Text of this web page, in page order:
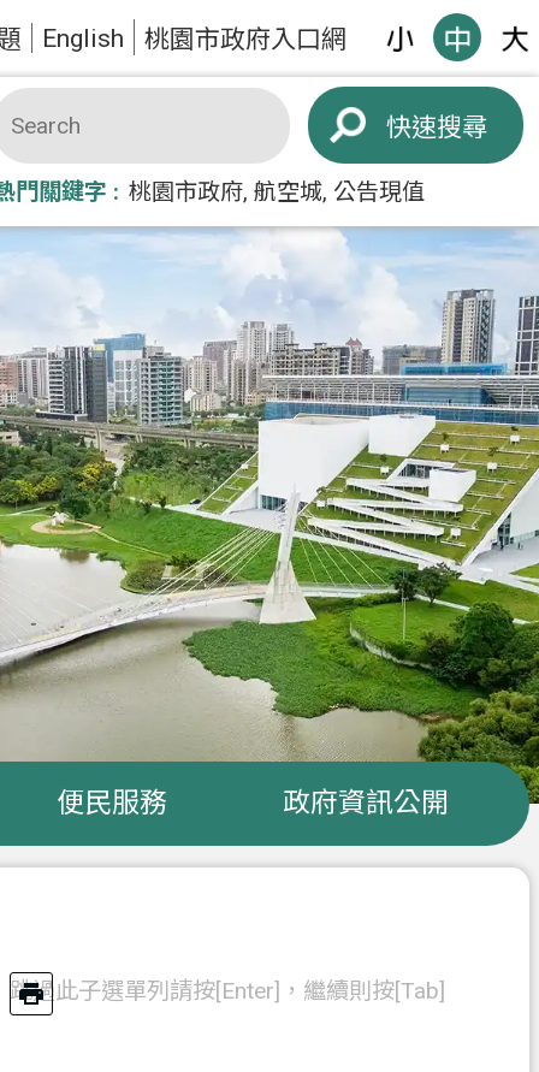
English 桃園市政府入口網
搜尋
門關鍵字 桃園市政府 航空城 公告現值
便民服務 政府資訊公開
跳過此子選單列請按[Enter]，繼續則按[Tab]